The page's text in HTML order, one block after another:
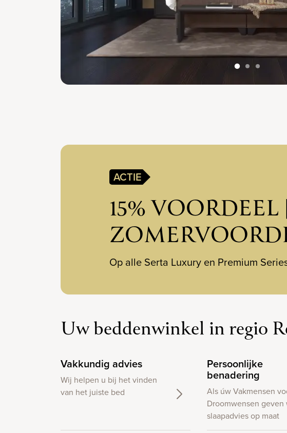
ACTIE
15% VOORDEEL
Op alle Serta Luxury en Premium
Uw beddenwinkel in regio
Vakkundig advies
Wij helpen u bij het vinden
van het juiste bed
Persoonlijke
benadering
Als úw Vakmensen
Droomwensen geven
slaapadvies op maat